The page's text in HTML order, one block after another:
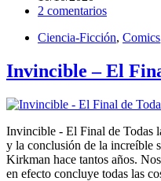
2 comentarios
Ciencia-Ficción, Comics
Invincible – El
Invincible - El Final de Todas
y la conclusión de la increíble
Kirkman hace tantos años.
en efecto concluye todas las